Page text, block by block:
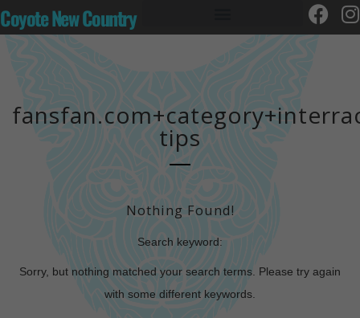
Coyote New Country
tips
Nothing Found!
Search keyword:
Sorry, but nothing matched your search terms. Please try again
with some different keywords.